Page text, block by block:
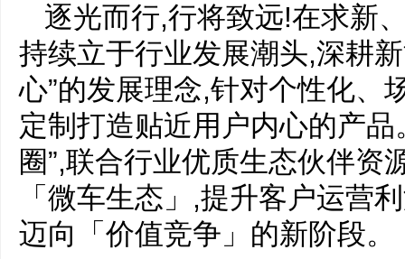
逐光而行,行将致远!在求新
持续立于行业发展潮头,深耕
心”的发展理念,针对个性化、
定制打造贴近用户内心的产
圈”,联合行业优质生态伙伴资
「微车生态」,提升客户运营
迈向「价值竞争」的新阶段。